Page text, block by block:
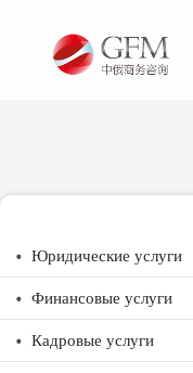
Юридические услуги
Финансовые услуги
Кадровые услуги